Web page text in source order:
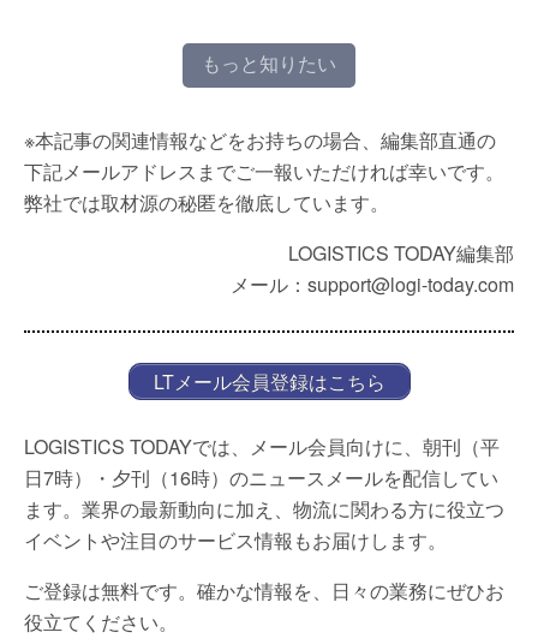
もっと知りたい
※本記事の関連情報などをお持ちの場合、編集部直通の
下記メールアドレスまでご一報いただければ幸いです。
弊社では取材源の秘匿を徹底しています。
LOGISTICS TODAY編集部
メール：support@logi-today.com
LTメール会員登録はこちら
LOGISTICS TODAYでは、メール会員向けに、朝刊（平
日7時）・夕刊（16時）のニュースメールを配信してい
ます。業界の最新動向に加え、物流に関わる方に役立つ
イベントや注目のサービス情報もお届けします。
ご登録は無料です。確かな情報を、日々の業務にぜひお
役立てください。